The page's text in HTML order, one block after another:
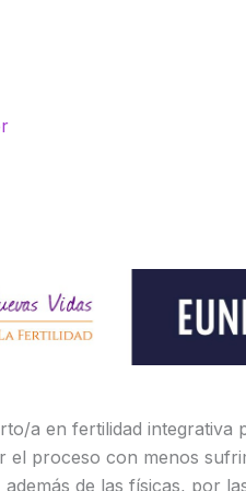
a en fertilidad integrativa
el proceso con menos
de las físicas, por